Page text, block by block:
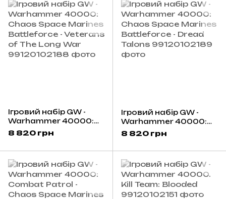
Ігровий набір GW -
Warhammer 40000:
Chaos Space Marines
Battleforce - Veterans
8 820 грн
Ігровий набір GW -
Warhammer 40000:
Chaos Space Marines
Battleforce - Dread
8 820 грн